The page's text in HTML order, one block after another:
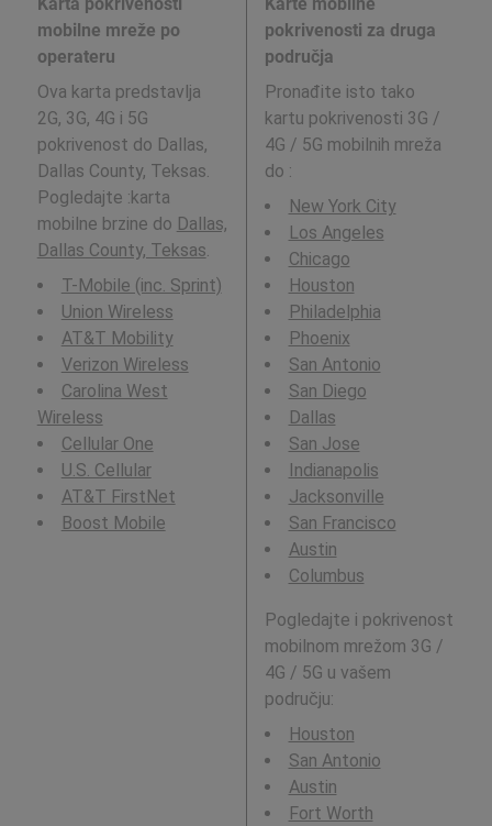
mobilne mreže po
operateru
Ova karta predstavlja
2G, 3G, 4G i 5G
pokrivenost do Dallas,
Dallas County, Teksas.
Pogledajte :karta
mobilne brzine do Dallas,
Dallas County, Teksas
T-Mobile (inc. Sprint)
Union Wireless
AT&T Mobility
Verizon Wireless
Carolina West
Wireless
Cellular One
U.S. Cellular
AT&T FirstNet
Boost Mobile
pokrivenosti za druga
područja
Pronađite isto tako
kartu pokrivenosti 3G /
4G / 5G mobilnih mreža
do :
New York City
Los Angeles
Chicago
Houston
Philadelphia
Phoenix
San Antonio
San Diego
Dallas
San Jose
Indianapolis
Jacksonville
San Francisco
Austin
Columbus
Pogledajte i pokrivenost
mobilnom mrežom 3G /
4G / 5G u vašem
području:
Houston
San Antonio
Austin
Fort Worth